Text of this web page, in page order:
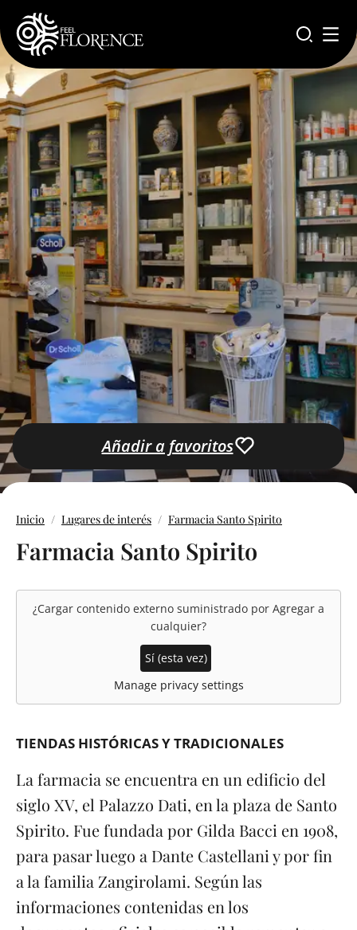
Pasar al contenido principal
Añadir a favoritos
Inicio Lugares de interés Farmacia Santo Spirito
Farmacia Santo Spirito
¿Cargar contenido externo suministrado por Agregar a
cualquier?
Sí (esta vez)
Manage privacy settings
TIENDAS HISTÓRICAS Y TRADICIONALES
La farmacia se encuentra en un edificio del
siglo XV, el Palazzo Dati, en la plaza de Santo
Spirito. Fue fundada por Gilda Bacci en 1908,
para pasar luego a Dante Castellani y por fin
a la familia Zangirolami. Según las
informaciones contenidas en los